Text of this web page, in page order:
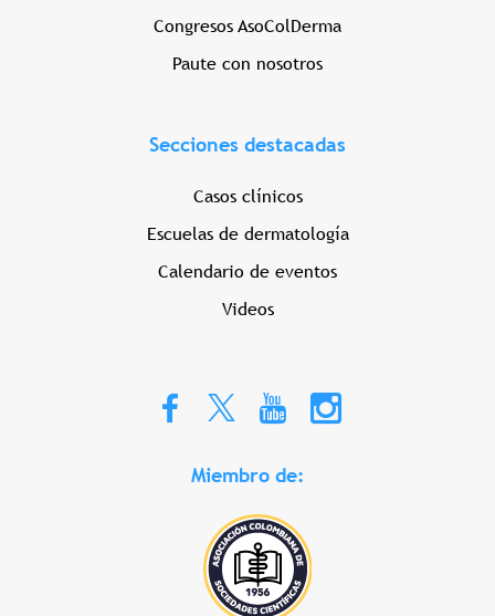
Congresos AsoColDerma
Paute con nosotros
Secciones destacadas
Casos clínicos
Escuelas de dermatología
Calendario de eventos
Videos
Miembro de: